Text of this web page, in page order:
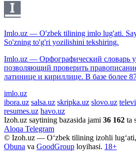
Imlo.uz — O'zbek tilining imlo lug'ati.
So'zning to'g'ri yozilishini tekshiring.
Imlo.uz — Орфографический словарь
позволяющий проверить
латинице и кириллице. В базе более
imlo.uz
ibora.uz salsa.uz skripka.uz slovo.uz
resumes.uz havo.uz
Izoh.uz saytining bazasida jami 36 162 ta
Aloqa Telegram
© Izoh.uz — O‘zbek tilining izohli
Obuna va GoodGroup loyihasi. 18+